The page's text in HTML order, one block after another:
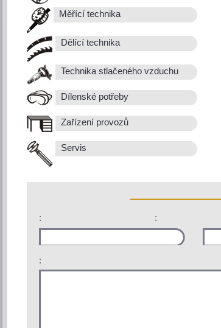
Měřící technika
Dělící technika
Technika stlačeného vzduchu
Dílenské potřeby
Zařízení provozů
Servis
: :
: